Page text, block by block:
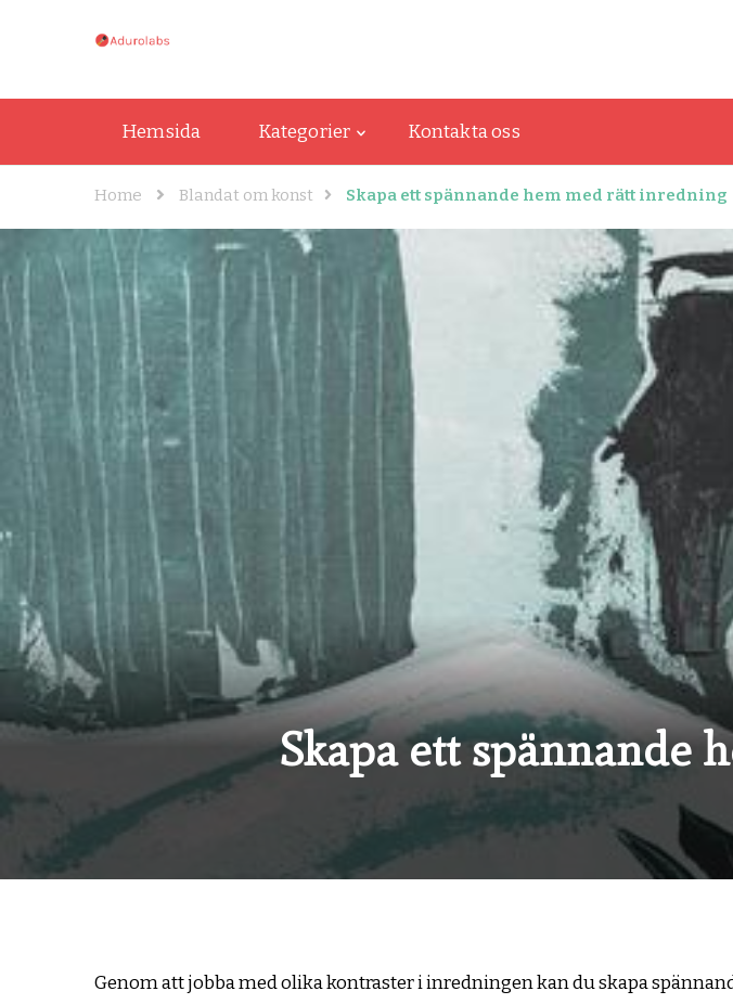
Hemsida Kategorier Kontakta oss
Home Blandat om konst Skapa ett spännande hem med rätt inredning
Skapa ett spännande
Genom att jobba med olika kontraster i inredningen kan du skapa